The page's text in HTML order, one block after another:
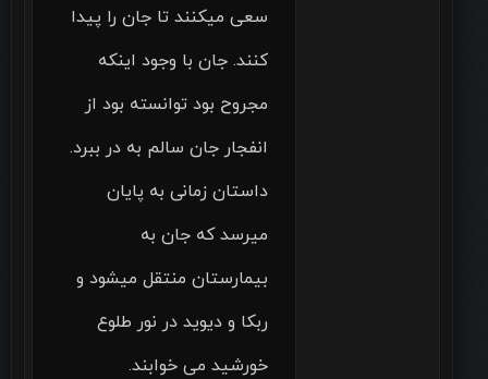
سعی میکنند تا جان را پیدا
کنند. جان با وجود اینکه
مجروح بود توانسته بود از
انفجار جان سالم به در ببرد.
داستان زمانی به پایان
میرسد که جان به
بیمارستان منتقل میشود و
ربکا و دیوید در نور طلوع
خورشید می خوابند.